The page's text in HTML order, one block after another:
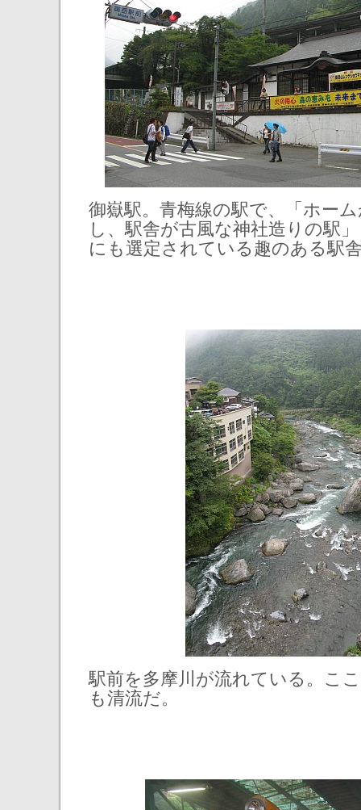
御嶽駅。青梅線の駅で、「ホー
し、駅舎が古風な神社造りの駅
にも選定されている趣のある駅
駅前を多摩川が流れている。こ
も清流だ。